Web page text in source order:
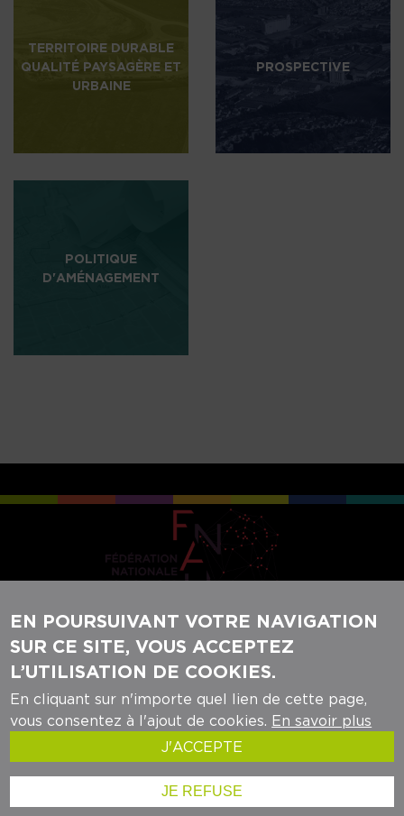
TERRITOIRE DURABLE
QUALITÉ PAYSAGÈRE ET
URBAINE
PROSPECTIVE
POLITIQUE
D'AMÉNAGEMENT
REJOIGNEZ-NOUS SUR NOS RÉSEAUX
SOCIAUX :
Mentions légales- ©audrr - 2024
EN POURSUIVANT VOTRE NAVIGATION
SUR CE SITE, VOUS ACCEPTEZ
L’UTILISATION DE COOKIES.
En cliquant sur n'importe quel lien de cette page,
vous consentez à l'ajout de cookies. En savoir plus
J'ACCEPTE
JE REFUSE